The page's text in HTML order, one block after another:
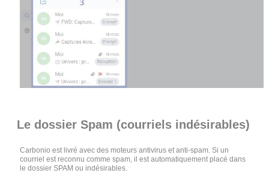
Le dossier Spam (courriels indésirables)
Carbonio est livré avec des moteurs antivirus et anti-spam. Si un
courriel est reconnu comme spam, il est automatiquement placé dans
le dossier SPAM ou indésirables.